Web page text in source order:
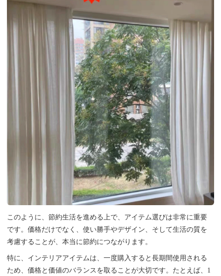
このように、節約生活を進める上で、アイテム選びは非常に重要
です。価格だけでなく、使い勝手やデザイン、そして生活の質を
考慮することが、本当に節約につながります。
特に、インテリアアイテムは、一度購入すると長期間使用される
ため、価格と価値のバランスを取ることが大切です。たとえば、1